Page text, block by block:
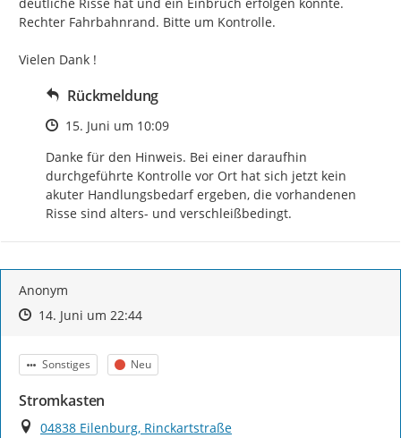
Rechter Fahrbahnrand. Bitte um Kontrolle.
Vielen Dank !
Rückmeldung
Zeitpunkt des Erstellens
15. Juni um 10:09
Danke für den Hinweis. Bei einer daraufhin
durchgeführte Kontrolle vor Ort hat sich jetzt kein
akuter Handlungsbedarf ergeben, die vorhandenen
Risse sind alters- und verschleißbedingt.
Anonym
Zeitpunkt des Erstellens
Zeitpunkt des Erstellens
14. Juni um 22:44Zur Äußerung
Kategorie
Sonstiges Status
Neu
Stromkasten
Ort
04838 Eilenburg, Rinckartstraße